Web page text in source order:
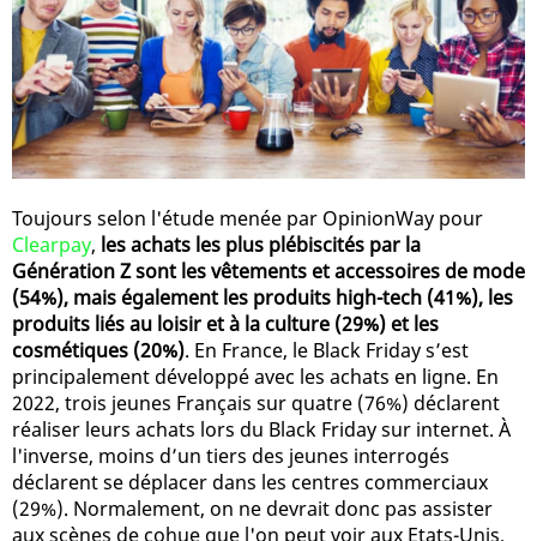
Toujours selon l'étude menée par OpinionWay pour
Clearpay, les achats les plus plébiscités par la
Génération Z sont les vêtements et accessoires de mode
(54%), mais également les produits high-tech (41%), les
produits liés au loisir et à la culture (29%) et les
cosmétiques (20%). En France, le Black Friday s’est
principalement développé avec les achats en ligne. En
2022, trois jeunes Français sur quatre (76%) déclarent
réaliser leurs achats lors du Black Friday sur internet. À
l'inverse, moins d’un tiers des jeunes interrogés
déclarent se déplacer dans les centres commerciaux
(29%). Normalement, on ne devrait donc pas assister
aux scènes de cohue que l'on peut voir aux Etats-Unis,